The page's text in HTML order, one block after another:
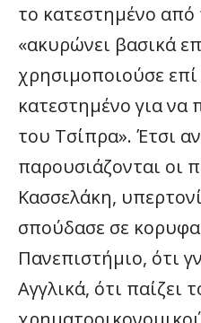
το κατεστημένο από
«ακυρώνει βασικά
χρησιμοποιούσε
κατεστημένο για να
του Τσίπρα». Έτσι
παρουσιάζονται οι
Κασσελάκη,
σπούδασε σε
Πανεπιστήμιο, ότι
Αγγλικά, ότι παίζει